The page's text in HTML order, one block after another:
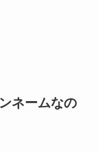
ネームなの